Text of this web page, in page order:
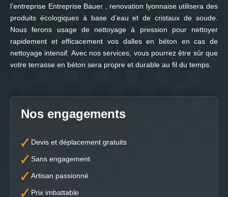
l’entreprise Entreprise Bauer , renovation lyonnaise utilisera des
produits écologiques à base d’eau et de cristaux de soude.
Nous ferons usage de nettoyage à pression pour nettoyer
rapidement et efficacement vos dalles en béton en cas de
nettoyage intensif. Avec nos services, vous pourrez être sûr que
votre terrasse en béton sera propre et durable au fil du temps.
Nos engagements
Devis et déplacement gratuits
Sans engagement
Artisan passionné
Prix imbattable